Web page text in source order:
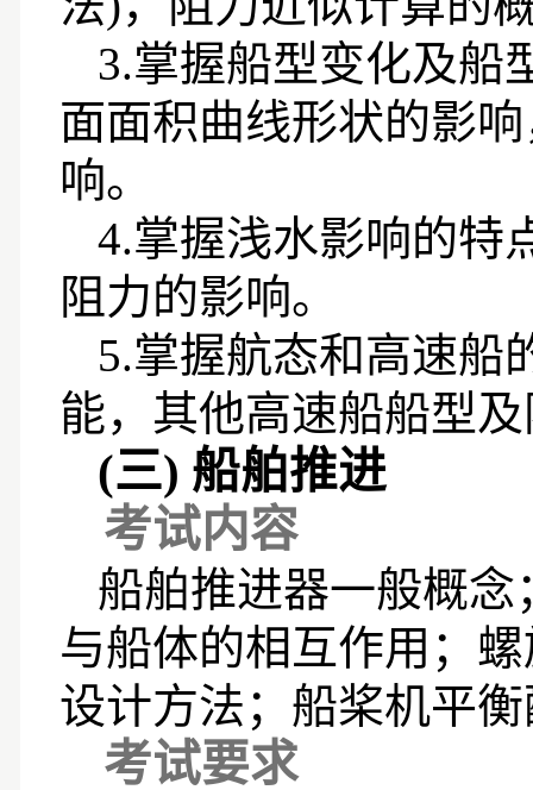
3.掌握船型变化及船
面面积曲线形状的影
响。
4.掌握浅水影响的特
阻力的影响。
5.掌握航态和高速船
能，其他高速船船型
(三) 船舶推进
考试内容
船舶推进器一般概
与船体的相互作用；
设计方法；船桨机平
考试要求